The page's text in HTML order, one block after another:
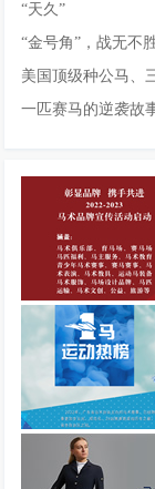
“天久”
“金号角”，战无不
美国顶级种公马、
一匹赛马的逆袭故